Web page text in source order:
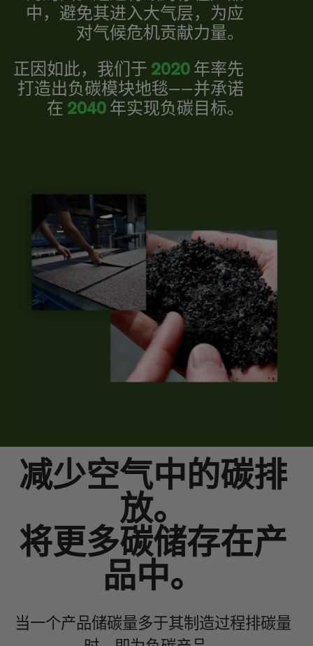
中，避免其进入大气层，为应
对气候危机贡献力量。
正因如此，我们于 2020 年率先
打造出负碳模块地毯——并承诺
在 2040 年实现负碳目标。
减少空气中的碳排
放。
将更多碳储存在产
品中。
当一个产品储碳量多于其制造过程排碳量